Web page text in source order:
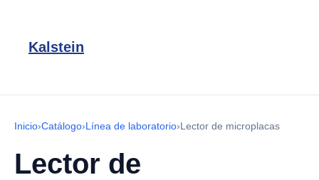
Kalstein
Inicio›Catálogo›Línea de laboratorio›Lector de microplacas
Lector de